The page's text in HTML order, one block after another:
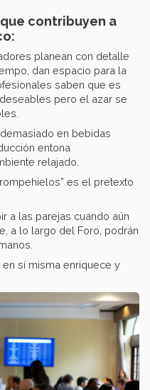
contribuyen a
planean con detalle
dan espacio para la
saben que es
pero el azar se
en bebidas
entona
relajado.
es el pretexto
a las parejas cuando aún
a lo largo del Foro, podrán
en sí misma enriquece y